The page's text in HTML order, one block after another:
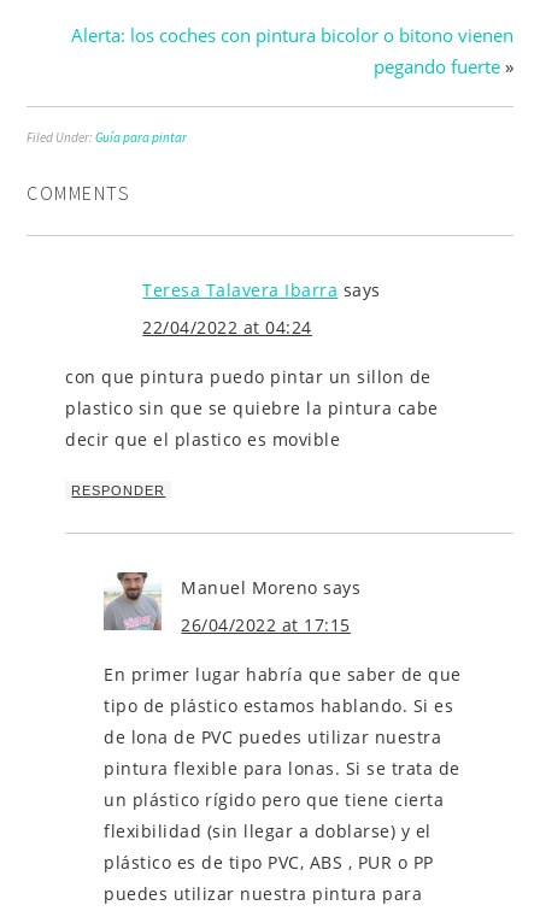
Alerta: los coches con pintura bicolor o bitono vienen
pegando fuerte»
Filed Under:Guía para pintar
COMMENTS
Teresa Talavera Ibarra says
22/04/2022 at 04:24
con que pintura puedo pintar un sillon de
plastico sin que se quiebre la pintura cabe
decir que el plastico es movible
RESPONDER
Manuel Moreno says
26/04/2022 at 17:15
En primer lugar habría que saber de que
tipo de plástico estamos hablando. Si es
de lona de PVC puedes utilizar nuestra
pintura flexible para lonas. Si se trata de
un plástico rígido pero que tiene cierta
flexibilidad (sin llegar a doblarse) y el
plástico es de tipo PVC, ABS , PUR o PP
puedes utilizar nuestra pintura para